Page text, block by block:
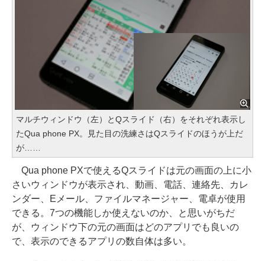
マルチウィンドウ（左）とQスライド（右）をそれぞれ表示し
たQua phone PX。見た目の洗練さはQスライドのほうが上だ
が……
Qua phone PXで使えるQスライドは元の画面の上に小
さいウィンドウが表示され、動画、電話、連絡先、カレ
ンダー、Eメール、ファイルマネージャー、電卓が使用
できる。7つの機能しか使えないのか、と思いがちだ
が、ウィンドウ下の元の画面はどのアプリでも良いの
で、表示のできるアプリの数自体は多い。